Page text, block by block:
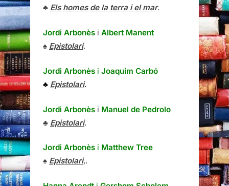
♣ Els homes de la terra i el mar.
Jordi Arbonès i Albert Manent
♠ Epistolari.
Jordi Arbonès i Joaquim Carbó
♣ Epistolari.
Jordi Arbonès i Manuel de Pedrolo
♣ Epistolari.
Jordi Arbonès i Matthew Tree
♠ Epistolari,.